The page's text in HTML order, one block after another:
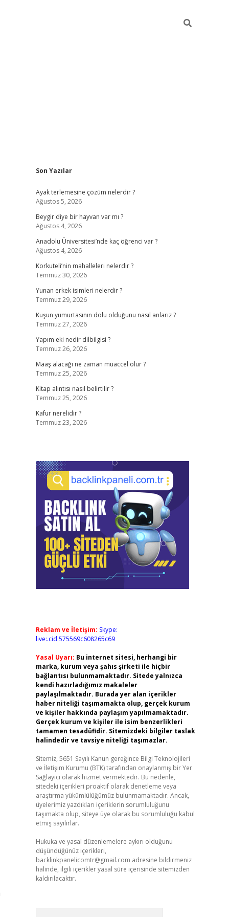
Sidebar
Son Yazılar
Ayak terlemesine çözüm nelerdir ?
Ağustos 5, 2026
Beygir diye bir hayvan var mı ?
Ağustos 4, 2026
Anadolu Üniversitesi’nde kaç öğrenci var ?
Ağustos 4, 2026
Korkuteli’nin mahalleleri nelerdir ?
Temmuz 30, 2026
Yunan erkek isimleri nelerdir ?
Temmuz 29, 2026
Kuşun yumurtasının dolu olduğunu nasıl anlarız ?
Temmuz 27, 2026
Yapım eki nedir dilbilgisi ?
Temmuz 26, 2026
Maaş alacağı ne zaman muaccel olur ?
Temmuz 25, 2026
Kitap alıntısı nasıl belirtilir ?
Temmuz 25, 2026
Kafur nerelidir ?
Temmuz 23, 2026
Reklam ve İletişim: Skype:
live:.cid.575569c608265c69
Yasal Uyarı: Bu internet sitesi, herhangi bir
marka, kurum veya şahıs şirketi ile hiçbir
bağlantısı bulunmamaktadır. Sitede yalnızca
kendi hazırladığımız makaleler
paylaşılmaktadır. Burada yer alan içerikler
haber niteliği taşımamakta olup, gerçek kurum
ve kişiler hakkında paylaşım yapılmamaktadır.
Gerçek kurum ve kişiler ile isim benzerlikleri
tamamen tesadüfidir. Sitemizdeki bilgiler taslak
halindedir ve tavsiye niteliği taşımazlar.
Sitemiz, 5651 Sayılı Kanun gereğince Bilgi Teknolojileri
ve İletişim Kurumu (BTK) tarafından onaylanmış bir Yer
Sağlayıcı olarak hizmet vermektedir. Bu nedenle,
sitedeki içerikleri proaktif olarak denetleme veya
araştırma yükümlülüğümüz bulunmamaktadır. Ancak,
üyelerimiz yazdıkları içeriklerin sorumluluğunu
taşımakta olup, siteye üye olarak bu sorumluluğu kabul
etmiş sayılırlar.
Hukuka ve yasal düzenlemelere aykırı olduğunu
düşündüğünüz içerikleri,
backlinkpanelicomtr@gmail.com adresine bildirmeniz
halinde, ilgili içerikler yasal süre içerisinde sitemizden
kaldırılacaktır.